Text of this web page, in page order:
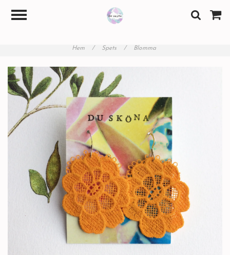
Hem / Spets / Blomma